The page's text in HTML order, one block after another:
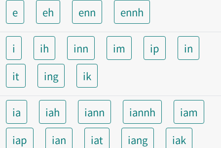
e eh enn ennh
i ih inn im ip
in
it
ing ik
ia iah iann iannh
iam
iap
ian iat iang iak